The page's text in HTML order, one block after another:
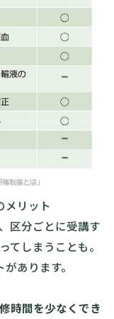
メリット
区分ごとに受講す
てしまうことも。
あります。
時間を少なくでき